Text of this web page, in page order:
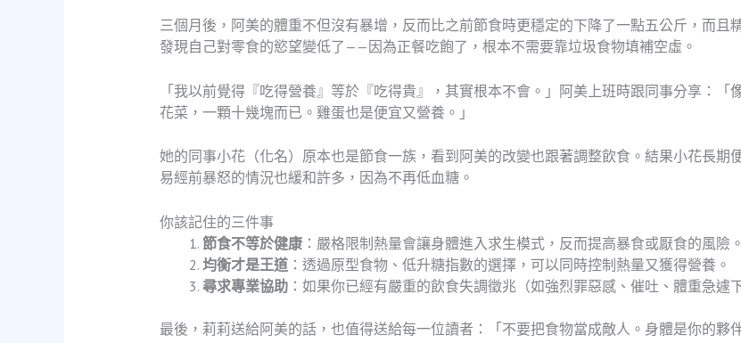
三個月後，阿美的體重不但沒有暴增，反而比之前節食時更穩定的下降了一點五公斤，而且
發現自己對零食的慾望變低了——因為正餐吃飽了，根本不需要靠垃圾食物填補空虛。
「我以前覺得『吃得營養』等於『吃得貴』，其實根本不會。」阿美上班時跟同事分享：
花菜，一顆十幾塊而已。雞蛋也是便宜又營養。」
她的同事小花（化名）原本也是節食一族，看到阿美的改變也跟著調整飲食。結果小花長期
易經前暴怒的情況也緩和許多，因為不再低血糖。
你該記住的三件事
節食不等於健康：嚴格限制熱量會讓身體進入求生模式，反而提高暴食或厭食的風險。
均衡才是王道：透過原型食物、低升糖指數的選擇，可以同時控制熱量又獲得營養。
尋求專業協助：如果你已經有嚴重的飲食失調徵兆（如強烈罪惡感、催吐、體重急遽
最後，莉莉送給阿美的話，也值得送給每一位讀者：「不要把食物當成敵人。身體是你的